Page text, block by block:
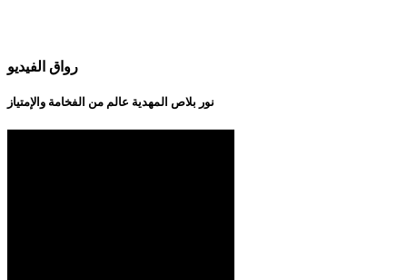
رواق الفيديو
نور بلاص المهدية عالم من الفخامة والإمتياز